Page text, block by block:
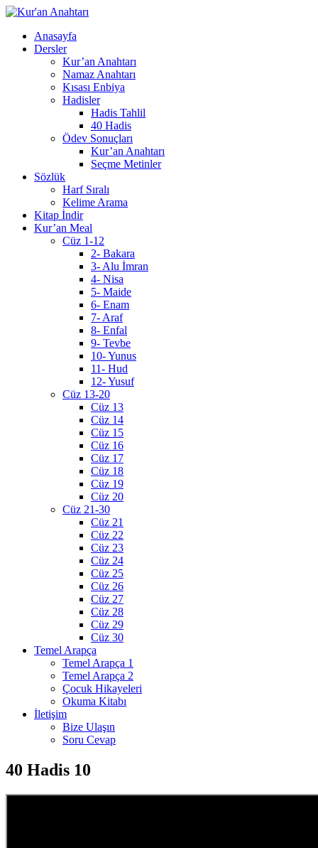
Anasayfa
Dersler
Kur’an Anahtarı
Namaz Anahtarı
Kısası Enbiya
Hadisler
Hadis Tahlil
40 Hadis
Ödev Sonuçları
Kur’an Anahtarı
Seçme Metinler
Sözlük
Harf Sıralı
Kelime Arama
Kitap İndir
Kur’an Meal
Cüz 1-12
2- Bakara
3- Alu İmran
4- Nisa
5- Maide
6- Enam
7- Araf
8- Enfal
9- Tevbe
10- Yunus
11- Hud
12- Yusuf
Cüz 13-20
Cüz 13
Cüz 14
Cüz 15
Cüz 16
Cüz 17
Cüz 18
Cüz 19
Cüz 20
Cüz 21-30
Cüz 21
Cüz 22
Cüz 23
Cüz 24
Cüz 25
Cüz 26
Cüz 27
Cüz 28
Cüz 29
Cüz 30
Temel Arapça
Temel Arapça 1
Temel Arapça 2
Çocuk Hikayeleri
Okuma Kitabı
İletişim
Bize Ulaşın
Soru Cevap
40 Hadis 10